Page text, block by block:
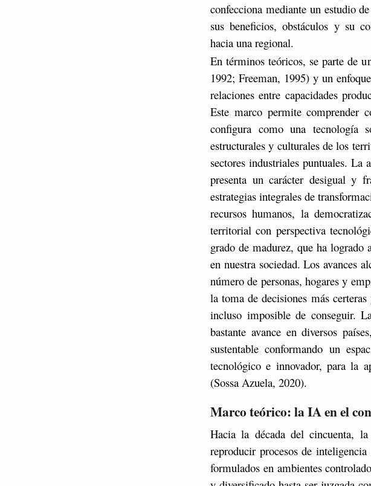
confecciona mediante un estudio
sus beneficios, obstáculos y su
hacia una regional.
En términos teóricos, se parte de
1992; Freeman, 1995) y un
relaciones entre capacidades
Este marco permite
configura como una tecnología
estructurales y culturales de los
sectores industriales puntuales.
presenta un carácter desigual y
estrategias integrales de
recursos humanos, la
territorial con perspectiva
grado de madurez, que ha
en nuestra sociedad. Los avances
número de personas, hogares y
la toma de decisiones más
incluso imposible de conseguir.
bastante avance en diversos
sustentable conformando un
tecnológico e innovador, para la
(Sossa Azuela, 2020).
Marco teórico: la IA en el
Hacia la década del cincuenta,
reproducir procesos de
formulados en ambientes